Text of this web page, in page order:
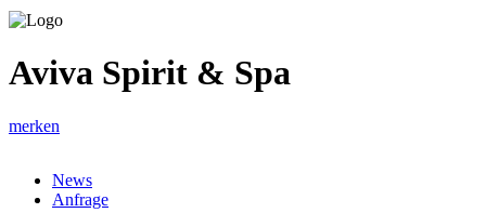
Aviva Spirit & Spa
merken
News
Anfrage